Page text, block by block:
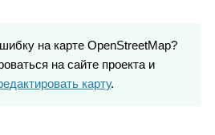
на карте OpenStreetMap?
на сайте проекта и
карту.